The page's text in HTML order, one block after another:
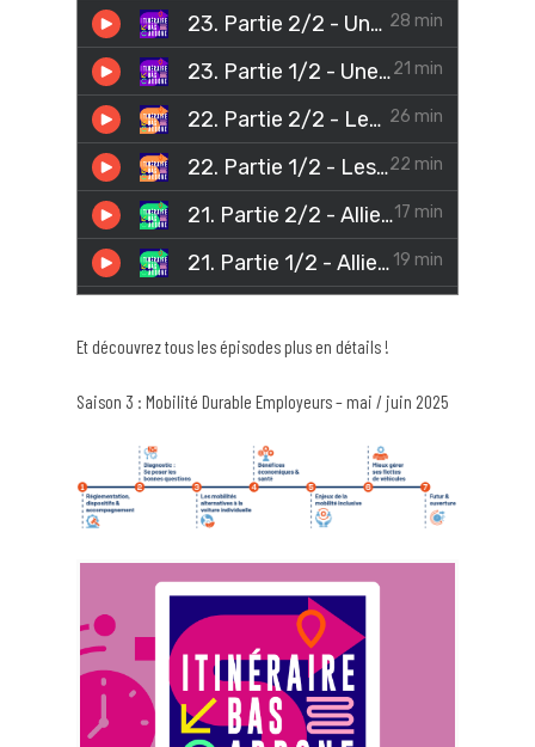
Et découvrez tous les épisodes plus en détails !
Saison 3 : Mobilité Durable Employeurs – mai / juin 2025